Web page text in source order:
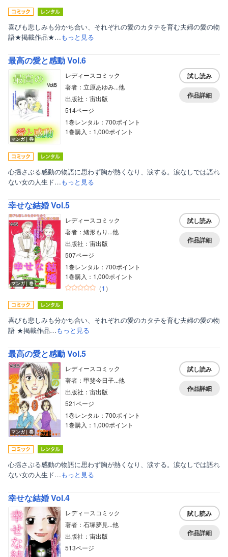
喜びも悲しみも分かち合い、それぞれの愛のカタチを育む夫婦の愛の物
語★掲載作品★…もっと見る
最高の愛と感動 Vol.6
マンガ｜巻
レディースコミック
著者：立原あゆみ...他
出版社：宙出版
514ページ
1巻レンタル：700ポイント
1巻購入：1,000ポイント
試し読み
作品詳細
心揺さぶる感動の物語に思わず胸が熱くなり、涙する。涙なしでは語れ
ない女の人生ド…もっと見る
幸せな結婚 Vol.5
マンガ｜巻
レディースコミック
著者：緒形もり...他
出版社：宙出版
507ページ
1巻レンタル：700ポイント
1巻購入：1,000ポイント
（1 ）
試し読み
作品詳細
喜びも悲しみも分かち合い、それぞれの愛のカタチを育む夫婦の愛の物
語 ★掲載作品…もっと見る
最高の愛と感動 Vol.5
マンガ｜巻
レディースコミック
著者：甲斐今日子...他
出版社：宙出版
521ページ
1巻レンタル：700ポイント
1巻購入：1,000ポイント
試し読み
作品詳細
心揺さぶる感動の物語に思わず胸が熱くなり、涙する。涙なしでは語れ
ない女の人生ド…もっと見る
幸せな結婚 Vol.4
レディースコミック
著者：石塚夢見...他
出版社：宙出版
513ページ
試し読み
作品詳細